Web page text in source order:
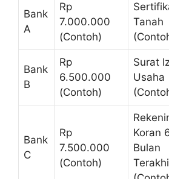
Bank
A
Rp
7.000.000
(Contoh)
Tanah
Bank
B
Rp
6.500.000
(Contoh)
Surat
Usaha
Bank
C
Rp
7.500.000
(Contoh)
Koran
Bulan